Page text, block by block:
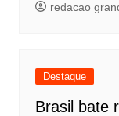
redacao
Destaque
Brasil bate